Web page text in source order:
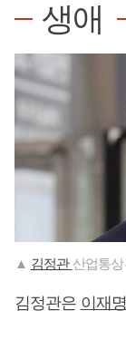
생애
▲ 김정관 산업통
김정관은 이재명